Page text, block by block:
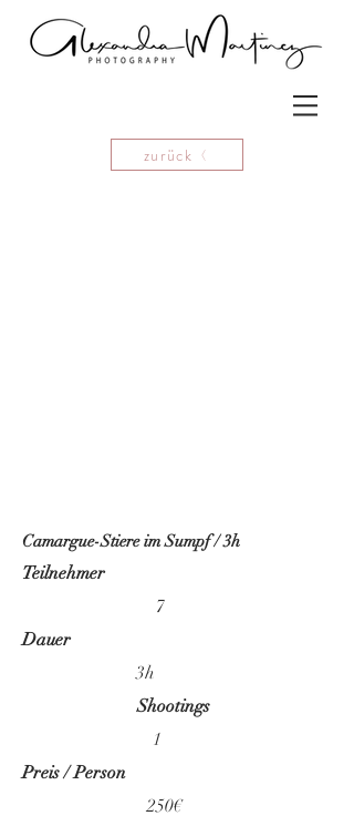
zurück
Camargue-Stiere im Sumpf / 3h
Teilnehmer
7
Dauer
3h
Shootings
1
Preis / Person
250€